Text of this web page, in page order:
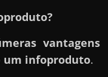
vantagens
um infoproduto.